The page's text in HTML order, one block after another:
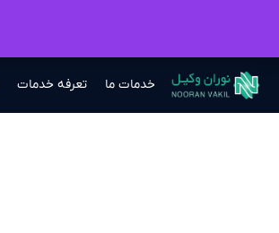
خدمات ما تعرفه خدمات